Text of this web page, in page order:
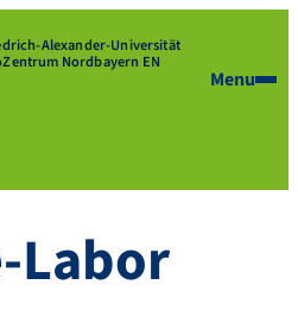
Alexander-Universität
Nordbayern EN
Menu
Labor